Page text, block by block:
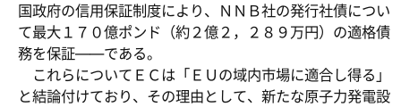
国政府の信用保証制度により、ＮＮＢ社の発行社債につい
て最大１７０億ポンド（約２億２，２８９万円）の適格債
務を保証――である。
これらについてＥＣは「ＥＵの域内市場に適合し得る」
と結論付けており、その理由として、新たな原子力発電設